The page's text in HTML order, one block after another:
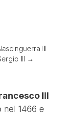
III
III →
III
nel 1466 e